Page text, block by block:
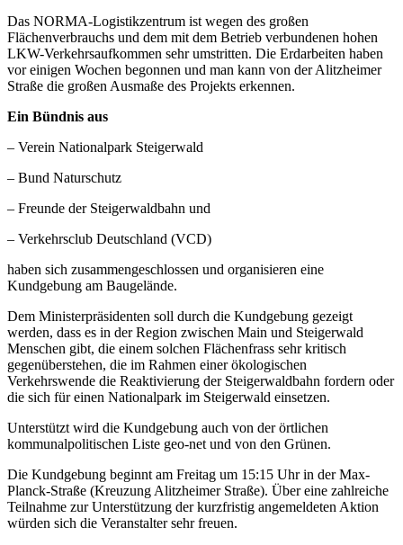
Das NORMA-Logistikzentrum ist wegen des großen
Flächenverbrauchs und dem mit dem Betrieb verbundenen hohen
LKW-Verkehrsaufkommen sehr umstritten. Die Erdarbeiten haben
vor einigen Wochen begonnen und man kann von der Alitzheimer
Straße die großen Ausmaße des Projekts erkennen.
Ein Bündnis aus
– Verein Nationalpark Steigerwald
– Bund Naturschutz
– Freunde der Steigerwaldbahn und
– Verkehrsclub Deutschland (VCD)
haben sich zusammengeschlossen und organisieren eine
Kundgebung am Baugelände.
Dem Ministerpräsidenten soll durch die Kundgebung gezeigt
werden, dass es in der Region zwischen Main und Steigerwald
Menschen gibt, die einem solchen Flächenfrass sehr kritisch
gegenüberstehen, die im Rahmen einer ökologischen
Verkehrswende die Reaktivierung der Steigerwaldbahn fordern oder
die sich für einen Nationalpark im Steigerwald einsetzen.
Unterstützt wird die Kundgebung auch von der örtlichen
kommunalpolitischen Liste geo-net und von den Grünen.
Die Kundgebung beginnt am Freitag um 15:15 Uhr in der Max-
Planck-Straße (Kreuzung Alitzheimer Straße). Über eine zahlreiche
Teilnahme zur Unterstützung der kurzfristig angemeldeten Aktion
würden sich die Veranstalter sehr freuen.